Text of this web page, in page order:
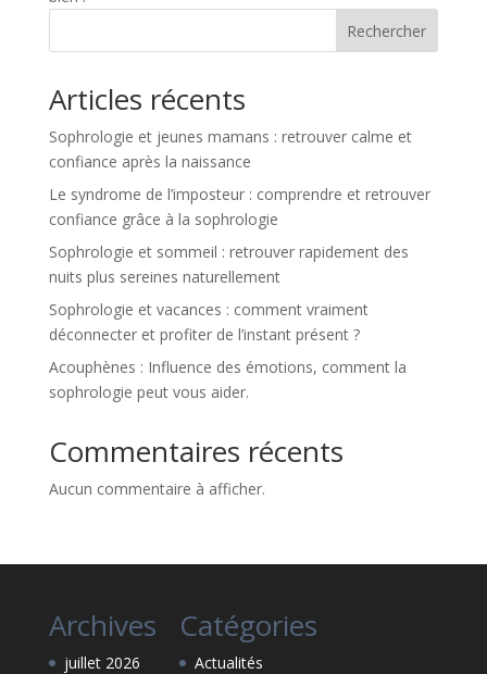
Rechercher
Articles récents
Sophrologie et jeunes mamans : retrouver calme et
confiance après la naissance
Le syndrome de l’imposteur : comprendre et retrouver
confiance grâce à la sophrologie
Sophrologie et sommeil : retrouver rapidement des
nuits plus sereines naturellement
Sophrologie et vacances : comment vraiment
déconnecter et profiter de l’instant présent ?
Acouphènes : Influence des émotions, comment la
sophrologie peut vous aider.
Commentaires récents
Aucun commentaire à afficher.
Archives
juillet 2026
Catégories
Actualités